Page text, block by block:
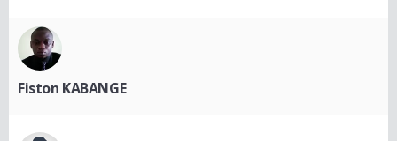
Fiston KABANGE